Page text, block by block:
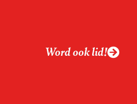
met een
Word ook lid!